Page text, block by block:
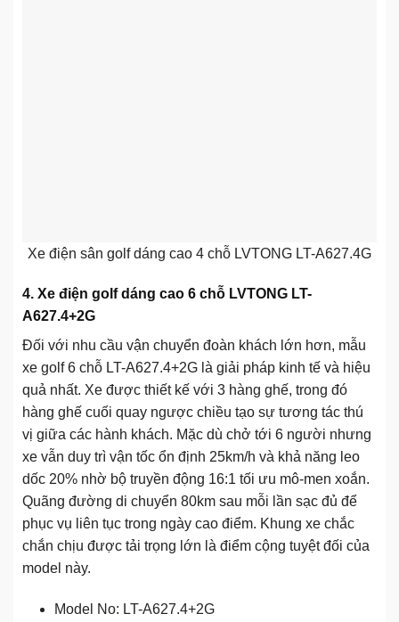
Xe điện sân golf dáng cao 4 chỗ LVTONG LT-A627.4G
4. Xe điện golf dáng cao 6 chỗ LVTONG LT-
A627.4+2G
Đối với nhu cầu vận chuyển đoàn khách lớn hơn, mẫu
xe golf 6 chỗ LT-A627.4+2G là giải pháp kinh tế và hiệu
quả nhất. Xe được thiết kế với 3 hàng ghế, trong đó
hàng ghế cuối quay ngược chiều tạo sự tương tác thú
vị giữa các hành khách. Mặc dù chở tới 6 người nhưng
xe vẫn duy trì vận tốc ổn định 25km/h và khả năng leo
dốc 20% nhờ bộ truyền động 16:1 tối ưu mô-men xoắn.
Quãng đường di chuyển 80km sau mỗi lần sạc đủ để
phục vụ liên tục trong ngày cao điểm. Khung xe chắc
chắn chịu được tải trọng lớn là điểm cộng tuyệt đối của
model này.
Model No: LT-A627.4+2G